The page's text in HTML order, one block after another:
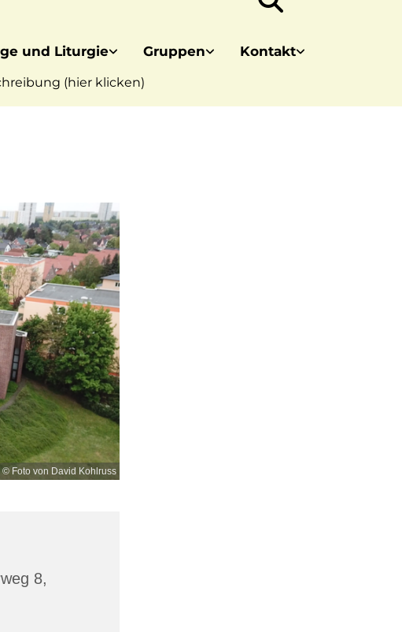
und Liturgie Gruppen Kontakt
(hier klicken)
© Foto von David Kohlruss
8,